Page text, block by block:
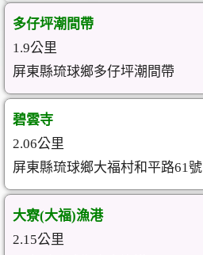
多仔坪潮間帶
1.9公里
屏東縣琉球鄉多仔坪潮間帶
碧雲寺
2.06公里
屏東縣琉球鄉大福村和平路61號
大寮(大福)漁港
2.15公里